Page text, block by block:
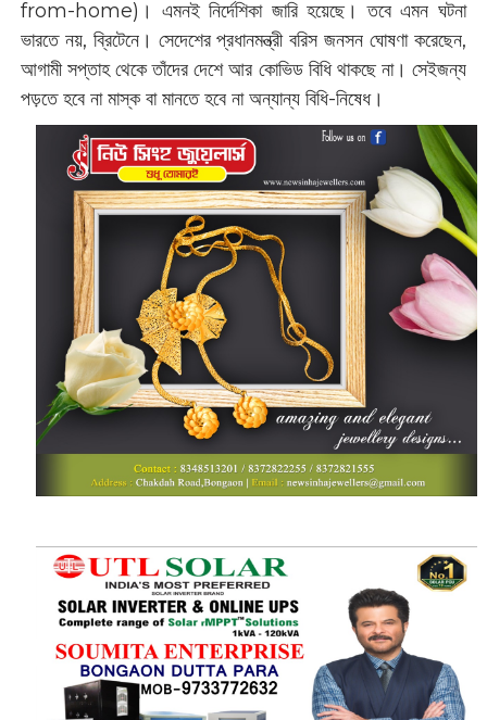
from-home)‌। এমনই নির্দেশিকা জারি হয়েছে। তবে এমন ঘটনা
ভারতে নয়, ব্রিটেনে। সেদেশের প্রধানমন্ত্রী বরিস জনসন ঘোষণা করেছেন,
আগামী সপ্তাহ থেকে তাঁদের দেশে আর কোভিড বিধি থাকছে না। সেইজন্য
পড়তে হবে না মাস্ক বা মানতে হবে না অন্যান্য বিধি-নিষেধ। ‌